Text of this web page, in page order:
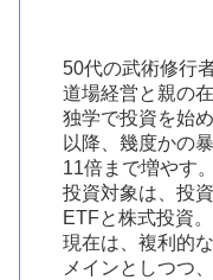
50代の武術修行者
道場経営と親の
独学で投資を始め
以降、幾度かの
11倍まで増やす。
投資対象は、投
ETFと株式投資。
現在は、複利的
メインとしつつ